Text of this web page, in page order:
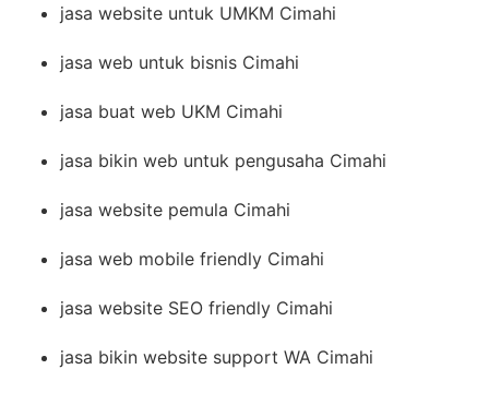
jasa website untuk UMKM Cimahi
jasa web untuk bisnis Cimahi
jasa buat web UKM Cimahi
jasa bikin web untuk pengusaha Cimahi
jasa website pemula Cimahi
jasa web mobile friendly Cimahi
jasa website SEO friendly Cimahi
jasa bikin website support WA Cimahi